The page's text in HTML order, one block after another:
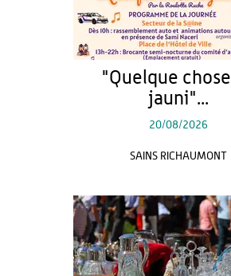
"Quelque
jauni"...
20/08/2026
SAINS RICHAUMONT